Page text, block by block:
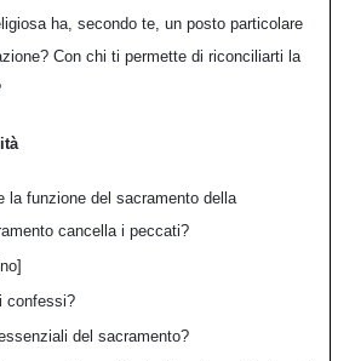
ha, secondo te, un posto particolare
Con chi ti permette di riconciliarti la
la funzione del sacramento della
cancella i peccati?
confessi?
del sacramento?